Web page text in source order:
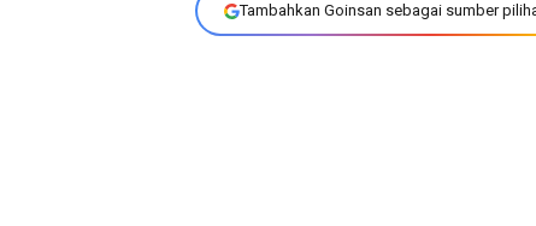
Tambahkan Goinsan sebagai sumber